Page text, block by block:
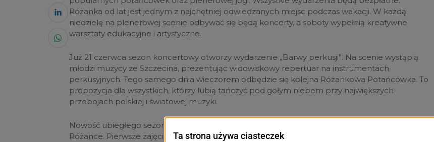
Różanka od lat jest jednym z najchętniej odwiedzanych miejsc podczas wakacji. W każdą
niedzielę na plenerowej scenie odbywać się będą koncerty, a soboty wypełnią kreatywne
warsztaty edukacyjne i artystyczne.
Już 21 czerwca sezon koncertowy otworzy wydarzenie „Barwy perkusji”. Na scenie wystąpią
młodzi muzycy ze Szczecina, prezentując widowiskowy repertuar na instrumentach
perkusyjnych. Tego samego dnia wieczorem odbędzie się kolejna Różankowa Potańcówka. To
propozycja dla wszystkich, którzy lubią tańczyć pod gołym niebem przy największych
przebojach polskiej i światowej muzyki.
Nowość ubiegłego sezonu okazała się strzałem w dziesiątkę, dlatego joga ponownie zagości na
Różance. Pierwsze zajęcia zaplanowano na 27 czerwca. Bezpłatne treningi skierowane są